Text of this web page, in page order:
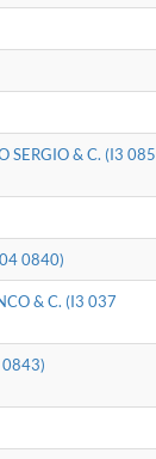
SERGIO & C. (I3 085
0840)
& C. (I3 037
0843)